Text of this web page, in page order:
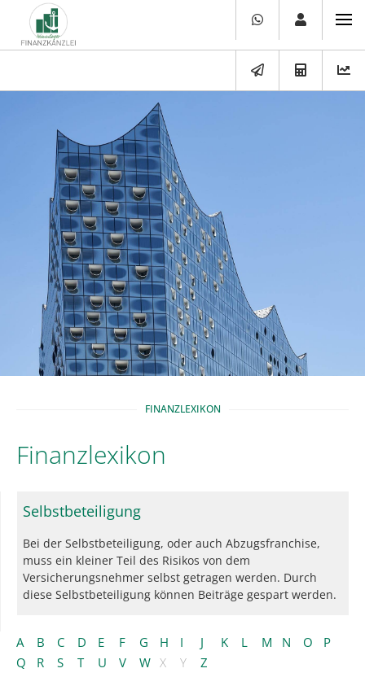
FINANZLEXIKON
Finanzlexikon
A B C D E F G H I J K L M N O
P
Q
R S T U V W X Y Z
Selbstbeteiligung
Bei der Selbstbeteiligung, oder auch Abzugsfranchise,
muss ein kleiner Teil des Risikos von dem
Versicherungsnehmer selbst getragen werden. Durch
diese Selbstbeteiligung können Beiträge gespart werden.